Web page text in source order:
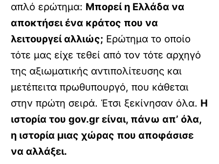
απλό ερώτημα: Μπορεί η Ελλάδα να
αποκτήσει ένα κράτος που να
λειτουργεί αλλιώς; Ερώτημα το οποίο
τότε μας είχε τεθεί από τον τότε αρχηγό
της αξιωματικής αντιπολίτευσης και
μετέπειτα πρωθυπουργό, που κάθεται
στην πρώτη σειρά. Έτσι ξεκίνησαν όλα. Η
ιστορία του gov.gr είναι, πάνω απ’ όλα,
η ιστορία μιας χώρας που αποφάσισε
να αλλάξει.